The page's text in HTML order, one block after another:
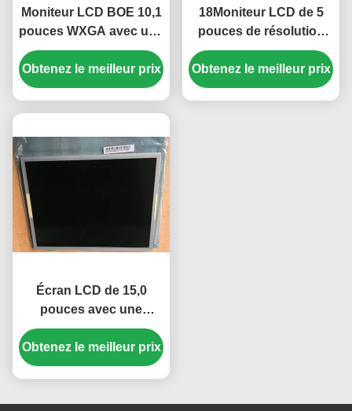
Moniteur LCD BOE 10,1
pouces WXGA avec une
résolution de 1280x800
et une luminosité de 250
cd/m²
Obtenez le meilleur prix
18Moniteur LCD de 5
pouces de résolution
1366x768 avec
250cd/m2 luminosité et
30K heures
Obtenez le meilleur prix
Écran LCD de 15,0
pouces avec une
résolution de 1024 × 768
et une luminosité de 250
cd/m² Panneau TFT-
Obtenez le meilleur prix